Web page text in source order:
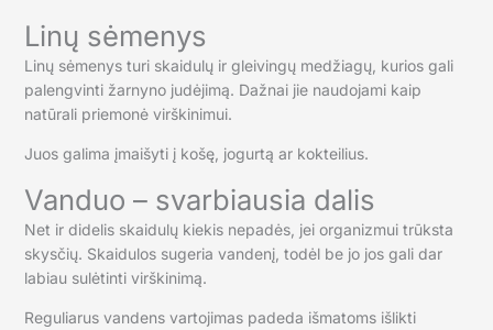
Linų sėmenys
Linų sėmenys turi skaidulų ir gleivingų medžiagų, kurios gali
palengvinti žarnyno judėjimą. Dažnai jie naudojami kaip
natūrali priemonė virškinimui.
Juos galima įmaišyti į košę, jogurtą ar kokteilius.
Vanduo – svarbiausia dalis
Net ir didelis skaidulų kiekis nepadės, jei organizmui trūksta
skysčių. Skaidulos sugeria vandenį, todėl be jo jos gali dar
labiau sulėtinti virškinimą.
Reguliarus vandens vartojimas padeda išmatoms išlikti